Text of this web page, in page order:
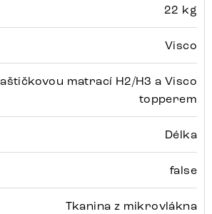
22 kg
Visco
matrací H2/H3 a Visco
topperem
Délka
false
Tkanina z mikrovlákna